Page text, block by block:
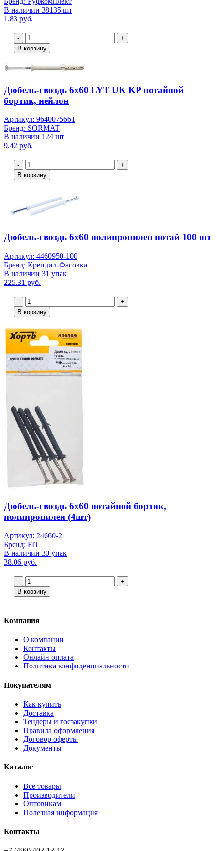
В наличии 38135 шт
1.83 руб.
-
+
В корзину
Дюбель-гвоздь 6х60 LYT UK KP потайной
бортик, нейлон
Артикул: 9640075661
Бренд: SORMAT
В наличии 124 шт
9.42 руб.
-
+
В корзину
Дюбель-гвоздь 6х60 полипропилен потай 100 шт
Артикул: 4460950-100
Бренд: Крепдил-Фасовка
В наличии 31 упак
225.31 руб.
-
+
В корзину
Дюбель-гвоздь 6х60 потайной бортик,
полипропилен (4шт)
Артикул: 24660-2
Бренд: FIT
В наличии 30 упак
38.06 руб.
-
+
В корзину
Компания
О компании
Контакты
Онлайн оплата
Политика конфиденциальности
Покупателям
Как купить
Доставка
Тендеры и госзакупки
Правила оформления
Договор оферты
Документы
Каталог
Все товары
Производители
Оптовикам
Полезная информация
Контакты